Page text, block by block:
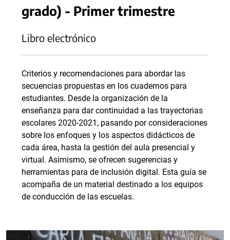
grado) - Primer trimestre
Libro electrónico
Criterios y recomendaciones para abordar las
secuencias propuestas en los cuadernos para
estudiantes. Desde la organización de la
enseñanza para dar continuidad a las trayectorias
escolares 2020-2021, pasando por consideraciones
sobre los enfoques y los aspectos didácticos de
cada área, hasta la gestión del aula presencial y
virtual. Asimismo, se ofrecen sugerencias y
herramientas para de inclusión digital. Esta guía se
acompaña de un material destinado a los equipos
de conducción de las escuelas.